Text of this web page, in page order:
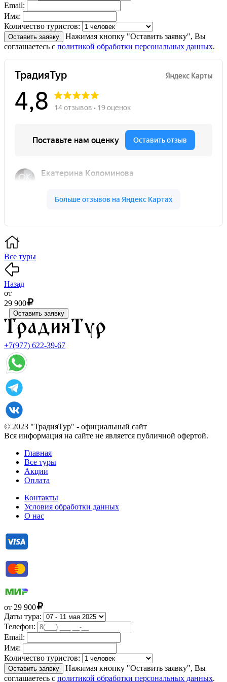
Email:
Имя:
Количество туристов:
Оставить заявку
Нажимая кнопку "Оставить заявку", Вы
соглашаетесь с политикой обработки персональных данных.
Все туры
Назад
от
29 900
Оставить заявку
+7(977) 622-39-67
© 2023 "ТрадияТур" - официальный сайт
Вся информация на сайте не является публичной офертой.
Главная
Все туры
Акции
Оплата
Контакты
Условия обработки данных
О нас
от 29 900
Даты тура:
Телефон:
Email:
Имя:
Количество туристов:
Оставить заявку
Нажимая кнопку "Оставить заявку", Вы
соглашаетесь с политикой обработки персональных данных.